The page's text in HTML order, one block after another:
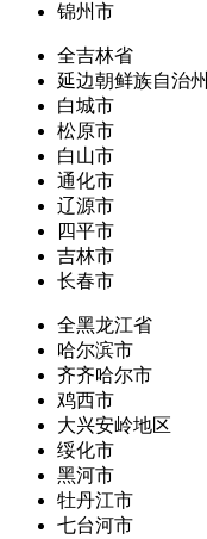
锦州市
全吉林省
延边朝鲜族自治州
白城市
松原市
白山市
通化市
辽源市
四平市
吉林市
长春市
全黑龙江省
哈尔滨市
齐齐哈尔市
鸡西市
大兴安岭地区
绥化市
黑河市
牡丹江市
七台河市